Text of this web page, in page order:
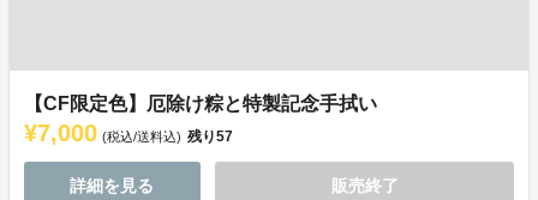
【CF限定色】厄除け粽と特製記念手拭い
¥7,000 (税込/送料込) 残り57
詳細を見る 販売終了